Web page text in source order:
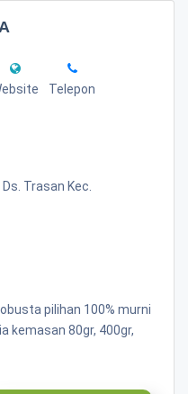
Telepon
Trasan Kec.
pilihan 100% murni
kemasan 80gr, 400gr,